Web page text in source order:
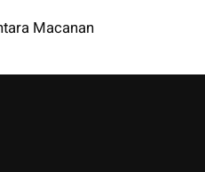
Macanan